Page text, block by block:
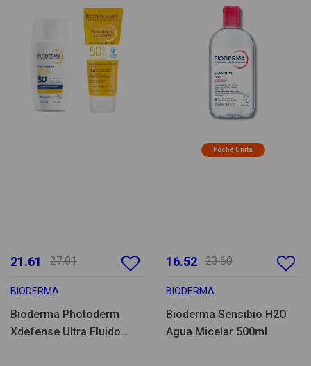
21.61 27.01
BIODERMA
Bioderma Photoderm
Xdefense Ultra Fluido
Poche Unità
16.52 23.60
BIODERMA
Bioderma Sensibio H2O
Agua Micelar 500ml